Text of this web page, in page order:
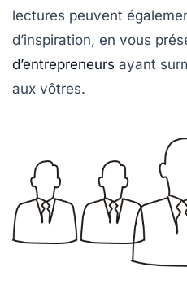
lectures peuvent
d’inspiration, en vous
d’entrepreneurs ayant
aux vôtres.